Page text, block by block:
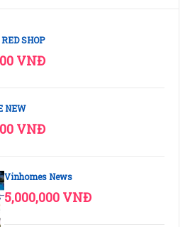
SHOP
VNĐ
NEW
VNĐ
Vinhomes News
5,000,000 VNĐ